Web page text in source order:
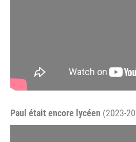
Paul était encore lycéen (2023-